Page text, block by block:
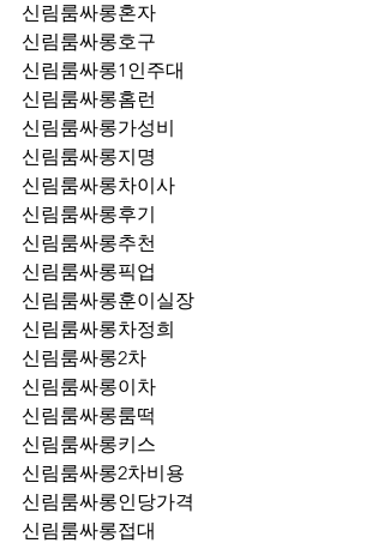
신림룸싸롱혼자
신림룸싸롱호구
신림룸싸롱1인주대
신림룸싸롱홈런
신림룸싸롱가성비
신림룸싸롱지명
신림룸싸롱차이사
신림룸싸롱후기
신림룸싸롱추천
신림룸싸롱훈이실장
신림룸싸롱차정희
신림룸싸롱2차
신림룸싸롱이차
신림룸싸롱룸떡
신림룸싸롱키스
신림룸싸롱2차비용
신림룸싸롱인당가격
신림룸싸롱접대